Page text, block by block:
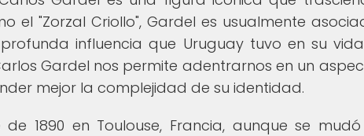
el "Zorzal Criollo", Gardel es usualmente
influencia que Uruguay tuvo en su
Gardel nos permite adentrarnos en un
mejor la complejidad de su identidad.
1890 en Toulouse, Francia, aunque se